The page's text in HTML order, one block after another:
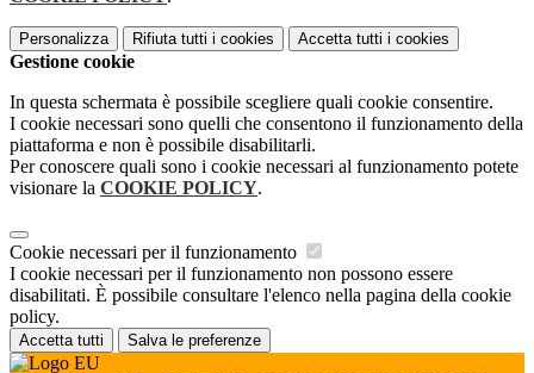
Personalizza Rifiuta tutti i cookies Accetta tutti i cookies
Gestione cookie
In questa schermata è possibile scegliere quali cookie consentire.
I cookie necessari sono quelli che consentono il funzionamento della
piattaforma e non è possibile disabilitarli.
Per conoscere quali sono i cookie necessari al funzionamento potete
visionare la COOKIE POLICY.
Cookie necessari per il funzionamento
I cookie necessari per il funzionamento non possono essere
disabilitati. È possibile consultare l'elenco nella pagina della cookie
policy.
Accetta tutti Salva le preferenze